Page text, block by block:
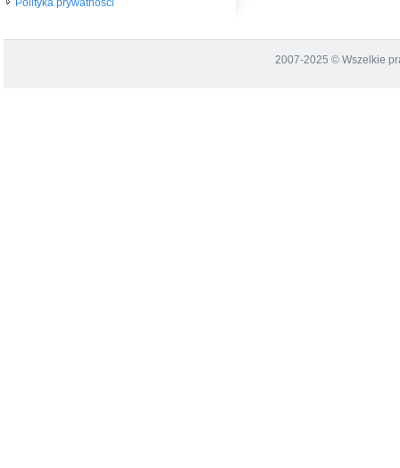
Polityka prywatności
2007-2025 © Wszelkie